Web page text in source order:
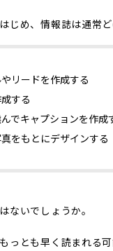
じめ、情報誌は通常
リードを作成する
する
でキャプションを作成
をもとにデザインする
ないでしょうか。
っとも早く読まれる